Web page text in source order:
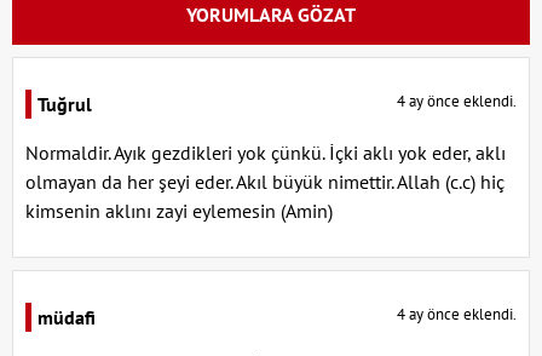
YORUMLARA GÖZAT
Tuğrul 4 ay önce eklendi.
Normaldir. Ayık gezdikleri yok çünkü. İçki aklı yok eder, aklı
olmayan da her şeyi eder. Akıl büyük nimettir. Allah (c.c) hiç
kimsenin aklını zayi eylemesin (Amin)
müdafi 4 ay önce eklendi.